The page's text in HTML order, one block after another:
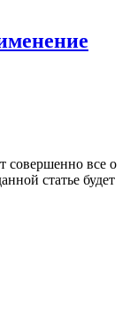
совершенно все о
статье будет